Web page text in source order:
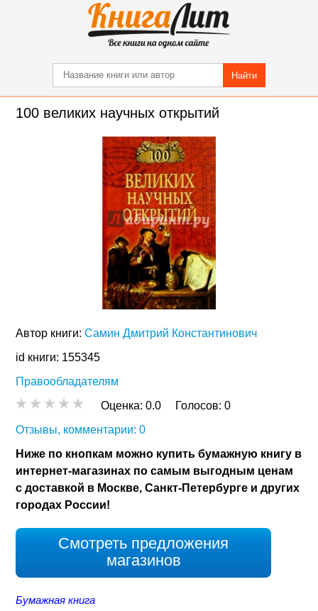
Найти
100 великих научных открытий
Автор книги:Самин Дмитрий Константинович
id книги: 155345
Правообладателям
Оценка:0.0 Голосов:0
Отзывы, комментарии: 0
Ниже по кнопкам можно купить бумажную книгу в
интернет-магазинах по самым выгодным ценам
с доставкой в Москве, Санкт-Петербурге и других
городах России!
Смотреть предложения
магазинов
Бумажная книга